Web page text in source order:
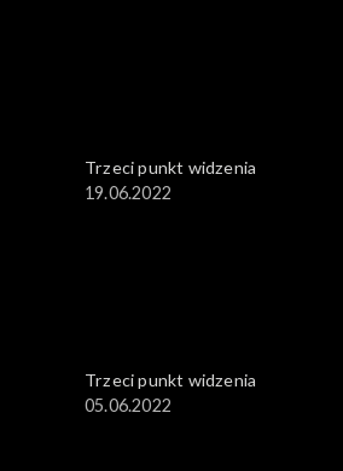
Trzeci punkt widzenia
19.06.2022
Trzeci punkt widzenia
05.06.2022